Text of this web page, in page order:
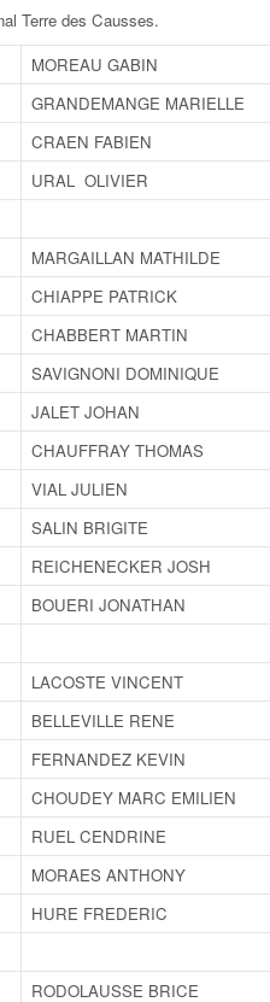
Terre des Causses.
MOREAU GABIN
GRANDEMANGE MARIELLE
CRAEN FABIEN
URAL OLIVIER
MARGAILLAN MATHILDE
CHIAPPE PATRICK
CHABBERT MARTIN
SAVIGNONI DOMINIQUE
JALET JOHAN
CHAUFFRAY THOMAS
VIAL JULIEN
SALIN BRIGITE
REICHENECKER JOSH
BOUERI JONATHAN
LACOSTE VINCENT
BELLEVILLE RENE
FERNANDEZ KEVIN
CHOUDEY MARC EMILIEN
RUEL CENDRINE
MORAES ANTHONY
HURE FREDERIC
RODOLAUSSE BRICE